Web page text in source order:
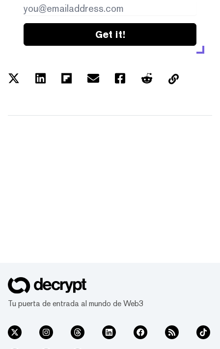
Get it!
Tu puerta de entrada al mundo de Web3